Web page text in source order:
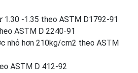
1.30 -1.35 theo ASTM D1792-91
ASTM D 2240-91
nhỏ hơn 210kg/cm2 theo ASTM
ASTM D 412-92